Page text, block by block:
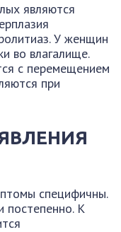
являются
У женщин
во влагалище.
с перемещением
при
специфичны.
постепенно. К